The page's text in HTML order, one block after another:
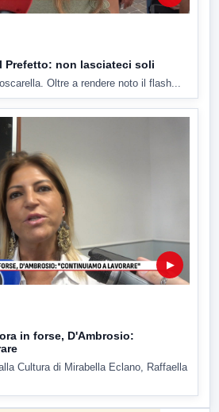
Prefetto: non lasciateci soli
Oltre a rendere noto il flash...
▶
in forse, D'Ambrosio:
Cultura di Mirabella Eclano, Raffaella